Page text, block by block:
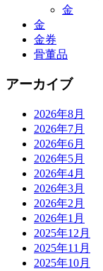
金
金
金券
骨董品
アーカイブ
2026年8月
2026年7月
2026年6月
2026年5月
2026年4月
2026年3月
2026年2月
2026年1月
2025年12月
2025年11月
2025年10月